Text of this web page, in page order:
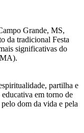
Grande, MS,
da tradicional Festa
significativas do
partilha e
em torno de
dom da vida e pela